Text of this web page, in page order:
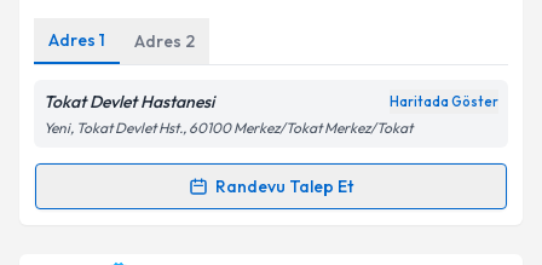
Kişisel verilerimin işlenmesine ilişkin
Metni'ni okudum ve kişisel verilerimin belirtilen
Takvim Talebini Gönder
Adres 1 Adres 2
Tokat Devlet Hastanesi Haritada Göster
Yeni, Tokat Devlet Hst., 60100 Merkez/Tokat Merkez/Tokat
Randevu Talep Et
Randevu Takvimi Talebi